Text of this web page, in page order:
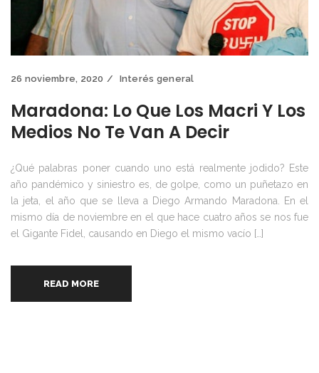
26 noviembre, 2020 Interés general
Maradona: Lo Que Los Macri Y Los
Medios No Te Van A Decir
¿Qué palabras poner cuando uno está realmente jodido? Este
año pandémico y siniestro es, de golpe, como un puñetazo en
la jeta, el año que se lleva a Diego Armando Maradona. En el
mismo día de noviembre en el que hace cuatro años se nos fue
el Gigante Fidel, causando en Diego el mismo vacío […]
READ MORE